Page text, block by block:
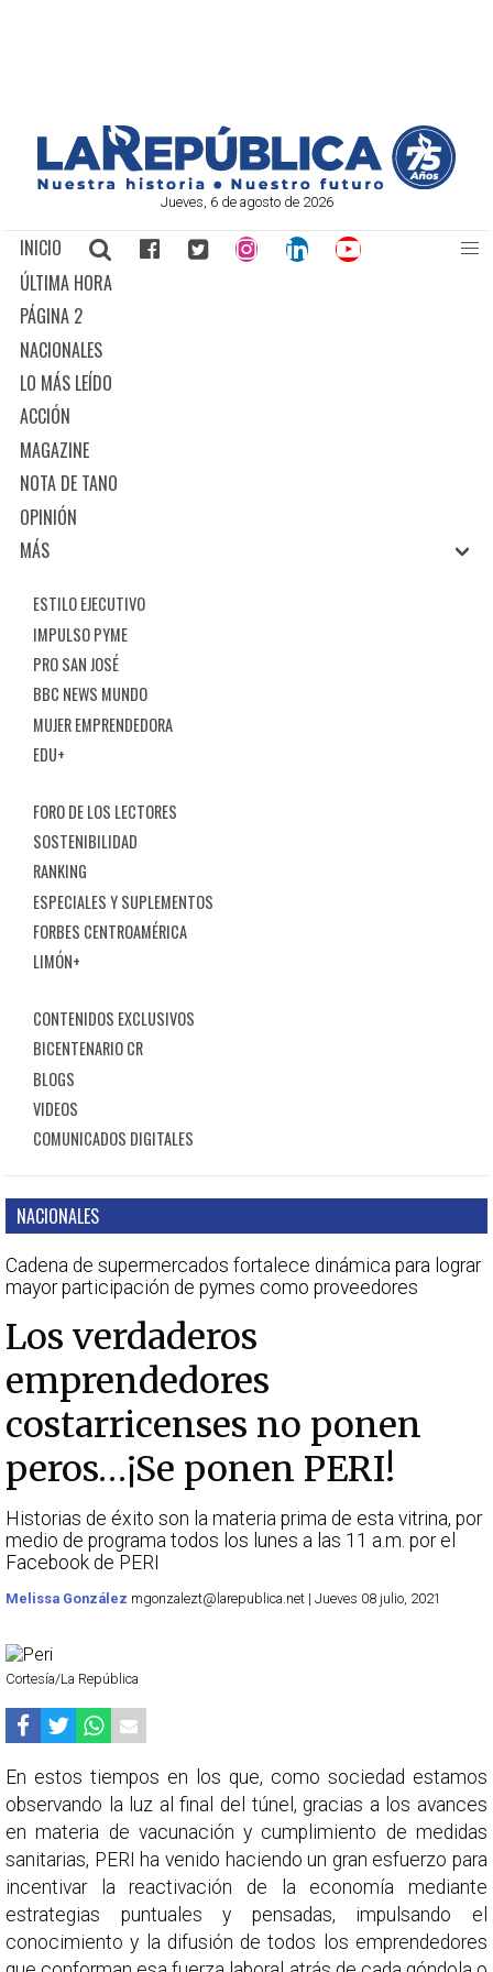
Jueves, 6 de agosto de 2026
INICIO
ÚLTIMA HORA
PÁGINA 2
NACIONALES
LO MÁS LEÍDO
ACCIÓN
MAGAZINE
NOTA DE TANO
OPINIÓN
MÁS
ESTILO EJECUTIVO
IMPULSO PYME
PRO SAN JOSÉ
BBC NEWS MUNDO
MUJER EMPRENDEDORA
EDU+
FORO DE LOS LECTORES
SOSTENIBILIDAD
RANKING
ESPECIALES Y SUPLEMENTOS
FORBES CENTROAMÉRICA
LIMÓN+
CONTENIDOS EXCLUSIVOS
BICENTENARIO CR
BLOGS
VIDEOS
COMUNICADOS DIGITALES
NACIONALES
Cadena de supermercados fortalece dinámica para lograr
mayor participación de pymes como proveedores
Los verdaderos
emprendedores
costarricenses no ponen
peros…¡Se ponen PERI!
Historias de éxito son la materia prima de esta vitrina, por
medio de programa todos los lunes a las 11 a.m. por el
Facebook de PERI
Melissa González mgonzalezt@larepublica.net | Jueves 08 julio, 2021
Cortesía/La República
En estos tiempos en los que, como sociedad estamos
observando la luz al final del túnel, gracias a los avances
en materia de vacunación y cumplimiento de medidas
sanitarias, PERI ha venido haciendo un gran esfuerzo para
incentivar la reactivación de la economía mediante
estrategias puntuales y pensadas, impulsando el
conocimiento y la difusión de todos los emprendedores